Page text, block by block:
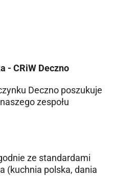
- CRiW Deczno
Deczno poszukuje
zespołu
ze standardami
(kuchnia polska, dania